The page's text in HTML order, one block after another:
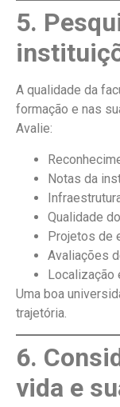
5.
A qualidade da
formação e nas
Avalie:
Notas da
Qualidade
Projetos de
Avaliações
Localização
Uma boa
trajetória.
6.
vida e